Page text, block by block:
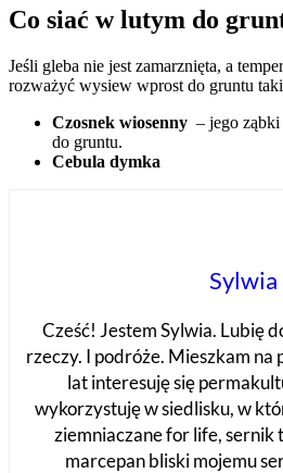
Co siać w lutym do
Jeśli gleba nie jest zamarznięta, a
rozważyć wysiew wprost do gruntu
Czosnek wiosenny – jego ząbki
do gruntu.
Cebula dymka
Sylwia
Cześć! Jestem Sylwia. Lubię
rzeczy. I podróże. Mieszkam na
lat interesuję się
wykorzystuję w siedlisku, w
ziemniaczane for life, sernik
marcepan bliski mojemu